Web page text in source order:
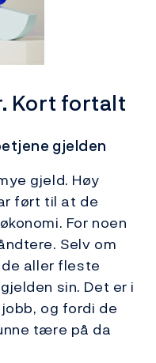
Kort fortalt
gjelden
gjeld. Høy
ført til at de
For noen
Selv om
aller fleste
sin. Det er i
og fordi de
tære på da